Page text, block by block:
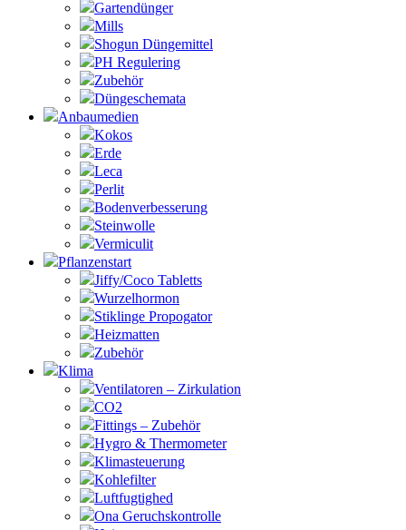
Gartendünger
Mills
Shogun Düngemittel
PH Regulering
Zubehör
Düngeschemata
Anbaumedien
Kokos
Erde
Leca
Perlit
Bodenverbesserung
Steinwolle
Vermiculit
Pflanzenstart
Jiffy/Coco Tabletts
Wurzelhormon
Stiklinge Propogator
Heizmatten
Zubehör
Klima
Ventilatoren – Zirkulation
CO2
Fittings – Zubehör
Hygro & Thermometer
Klimasteuerung
Kohlefilter
Luftfugtighed
Ona Geruchskontrolle